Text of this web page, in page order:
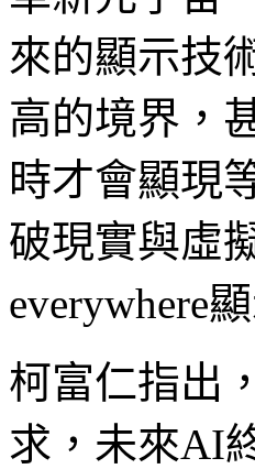
來的顯示技
高的境界，
時才會顯現
破現實與虛
everywhere
柯富仁指出
求，未來AI